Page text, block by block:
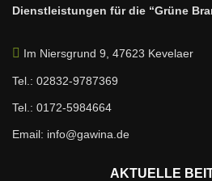
Dienstleistungen für die “Grüne
Im Niersgrund 9, 47623 Kevelaer
Tel.: 02832-9787369
Tel.: 0172-5984664
Email: info@gawina.de
AKTUELLE